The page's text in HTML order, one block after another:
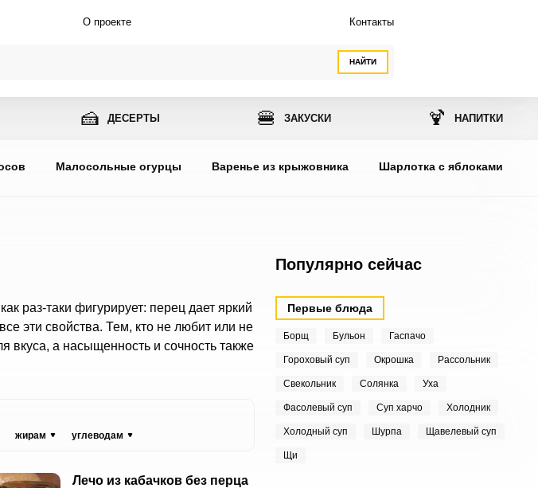
НАЙТИ
О проекте Контакты
🍰 ДЕСЕРТЫ 🍔 ЗАКУСКИ 🍹 НАПИТКИ
Малосольные огурцы Варенье из крыжовника Шарлотка с яблоками
раз-таки фигурирует: перец дает яркий
эти свойства. Тем, кто не любит или не
вкуса, а насыщенность и сочность также
жирам углеводам
Лечо из кабачков без перца
Популярно сейчас
Первые блюда
Борщ Бульон Гаспачо
Гороховый суп Окрошка Рассольник
Свекольник Солянка Уха
Фасолевый суп Суп харчо Холодник
Холодный суп Шурпа Щавелевый суп
Щи